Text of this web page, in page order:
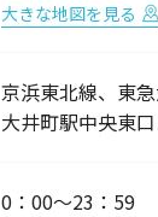
大きな地図を見る
京浜東北線、東
大井町駅中央東
0：00～23：59